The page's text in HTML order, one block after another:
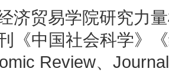
济贸易学院研究力
《中国社会科学》
Review、